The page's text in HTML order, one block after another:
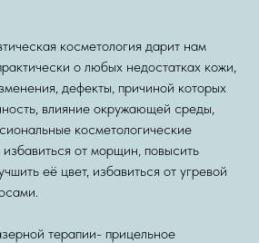
косметология дарит нам
о любых недостатках кожи,
дефекты, причиной которых
влияние окружающей среды,
косметологические
от морщин, повысить
её цвет, избавиться от угревой
терапии- прицельное